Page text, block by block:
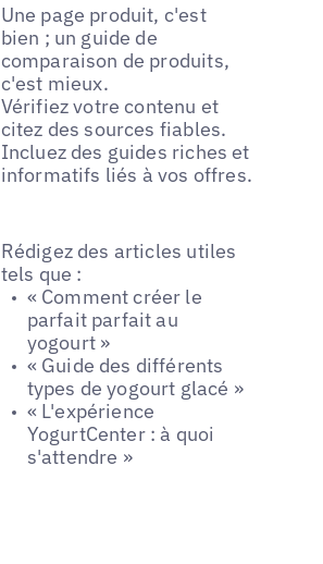
Une page produit, c'est
bien ; un guide de
comparaison de produits,
c'est mieux.
Vérifiez votre contenu et
citez des sources fiables.
Incluez des guides riches et
informatifs liés à vos offres.
Rédigez des articles utiles
tels que :
« Comment créer le
parfait parfait au
yogourt »
« Guide des différents
types de yogourt glacé »
« L'expérience
YogurtCenter : à quoi
s'attendre »